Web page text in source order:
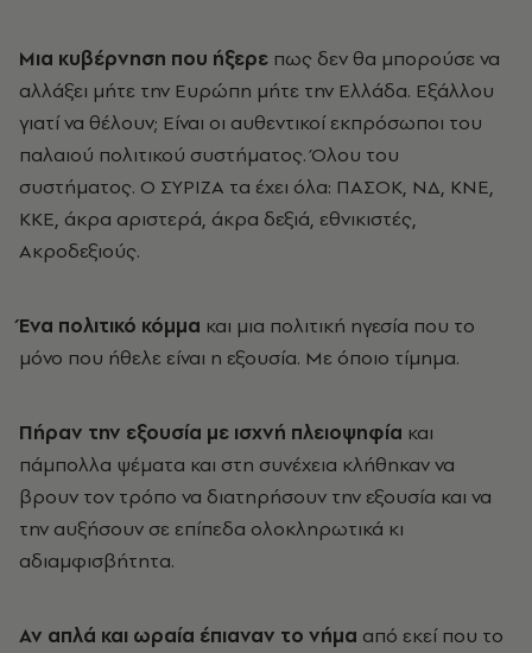
Μια κυβέρνηση που ήξερε πως δεν θα μπορούσε να
αλλάξει μήτε την Ευρώπη μήτε την Ελλάδα. Εξάλλου
γιατί να θέλουν; Είναι οι αυθεντικοί εκπρόσωποι του
παλαιού πολιτικού συστήματος. Όλου του
συστήματος. Ο ΣΥΡΙΖΑ τα έχει όλα: ΠΑΣΟΚ, ΝΔ, ΚΝΕ,
ΚΚΕ, άκρα αριστερά, άκρα δεξιά, εθνικιστές,
Ακροδεξιούς.
Ένα πολιτικό κόμμα και μια πολιτική ηγεσία που το
μόνο που ήθελε είναι η εξουσία. Με όποιο τίμημα.
Πήραν την εξουσία με ισχνή πλειοψηφία και
πάμπολλα ψέματα και στη συνέχεια κλήθηκαν να
βρουν τον τρόπο να διατηρήσουν την εξουσία και να
την αυξήσουν σε επίπεδα ολοκληρωτικά κι
αδιαμφισβήτητα.
Αν απλά και ωραία έπιαναν το νήμα από εκεί που το